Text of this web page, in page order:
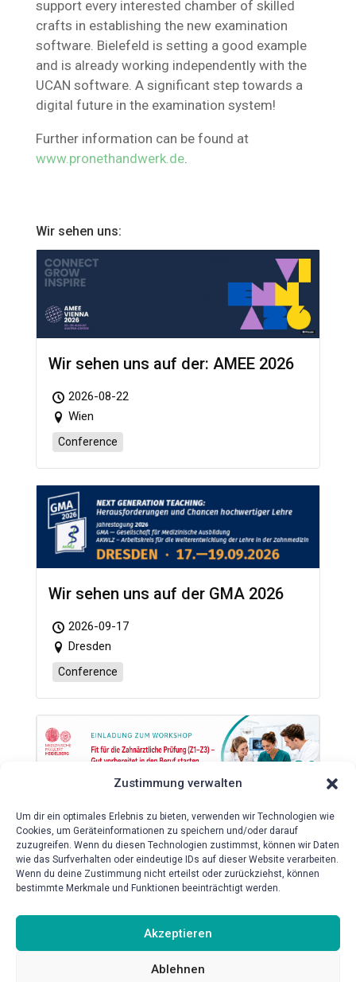
Zustimmung verwalten
Um dir ein optimales Erlebnis zu bieten, verwenden wir Technologien wie
Cookies, um Geräteinformationen zu speichern und/oder darauf
zuzugreifen. Wenn du diesen Technologien zustimmst, können wir Daten
wie das Surfverhalten oder eindeutige IDs auf dieser Website verarbeiten.
Wenn du deine Zustimmung nicht erteilst oder zurückziehst, können
bestimmte Merkmale und Funktionen beeinträchtigt werden.
Akzeptieren
Ablehnen
support every interested chamber of skilled
crafts in establishing the new examination
software. Bielefeld is setting a good example
and is already working independently with the
UCAN software. A significant step towards a
digital future in the examination system!
Further information can be found at
www.pronethandwerk.de.
Wir sehen uns:
Wir sehen uns auf der: AMEE 2026
2026-08-22
Wien
Conference
Wir sehen uns auf der GMA 2026
2026-09-17
Dresden
Conference
Workshop „Fit für die Zahnärztliche
Prüfung (Z1-Z3) – Gut vorbereitet
in den Beruf starten“
2026-10-08
Mund-, Zahn- und Kieferklinik HeiCuDent
Lehrräumlichkeiten